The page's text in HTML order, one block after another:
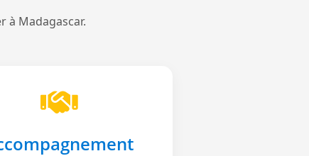
à Madagascar.